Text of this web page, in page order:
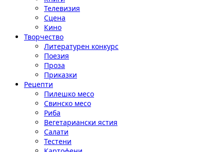
Телевизия
Сцена
Кино
Творчество
Литературен конкурс
Поезия
Проза
Приказки
Рецепти
Пилешко месо
Свинско месо
Риба
Вегетариански ястия
Салати
Тестени